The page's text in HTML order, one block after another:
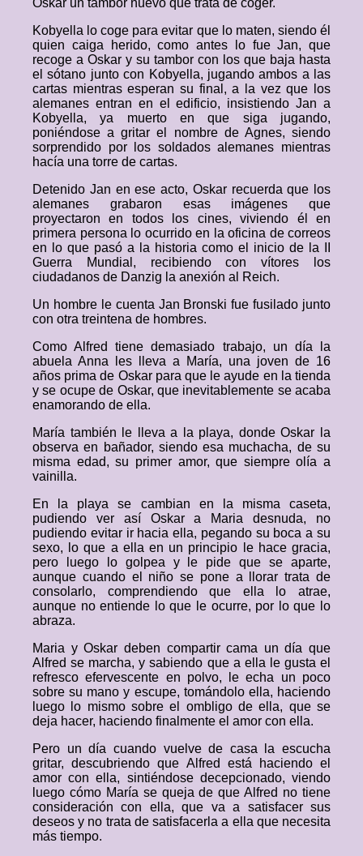
Oskar un tambor nuevo que trata de coger.
Kobyella lo coge para evitar que lo maten, siendo él
quien caiga herido, como antes lo fue Jan, que
recoge a Oskar y su tambor con los que baja hasta
el sótano junto con Kobyella, jugando ambos a las
cartas mientras esperan su final, a la vez que los
alemanes entran en el edificio, insistiendo Jan a
Kobyella, ya muerto en que siga jugando,
poniéndose a gritar el nombre de Agnes, siendo
sorprendido por los soldados alemanes mientras
hacía una torre de cartas.
Detenido Jan en ese acto, Oskar recuerda que los
alemanes grabaron esas imágenes que
proyectaron en todos los cines, viviendo él en
primera persona lo ocurrido en la oficina de correos
en lo que pasó a la historia como el inicio de la II
Guerra Mundial, recibiendo con vítores los
ciudadanos de Danzig la anexión al Reich.
Un hombre le cuenta Jan Bronski fue fusilado junto
con otra treintena de hombres.
Como Alfred tiene demasiado trabajo, un día la
abuela Anna les lleva a María, una joven de 16
años prima de Oskar para que le ayude en la tienda
y se ocupe de Oskar, que inevitablemente se acaba
enamorando de ella.
María también le lleva a la playa, donde Oskar la
observa en bañador, siendo esa muchacha, de su
misma edad, su primer amor, que siempre olía a
vainilla.
En la playa se cambian en la misma caseta,
pudiendo ver así Oskar a Maria desnuda, no
pudiendo evitar ir hacia ella, pegando su boca a su
sexo, lo que a ella en un principio le hace gracia,
pero luego lo golpea y le pide que se aparte,
aunque cuando el niño se pone a llorar trata de
consolarlo, comprendiendo que ella lo atrae,
aunque no entiende lo que le ocurre, por lo que lo
abraza.
Maria y Oskar deben compartir cama un día que
Alfred se marcha, y sabiendo que a ella le gusta el
refresco efervescente en polvo, le echa un poco
sobre su mano y escupe, tomándolo ella, haciendo
luego lo mismo sobre el ombligo de ella, que se
deja hacer, haciendo finalmente el amor con ella.
Pero un día cuando vuelve de casa la escucha
gritar, descubriendo que Alfred está haciendo el
amor con ella, sintiéndose decepcionado, viendo
luego cómo María se queja de que Alfred no tiene
consideración con ella, que va a satisfacer sus
deseos y no trata de satisfacerla a ella que necesita
más tiempo.